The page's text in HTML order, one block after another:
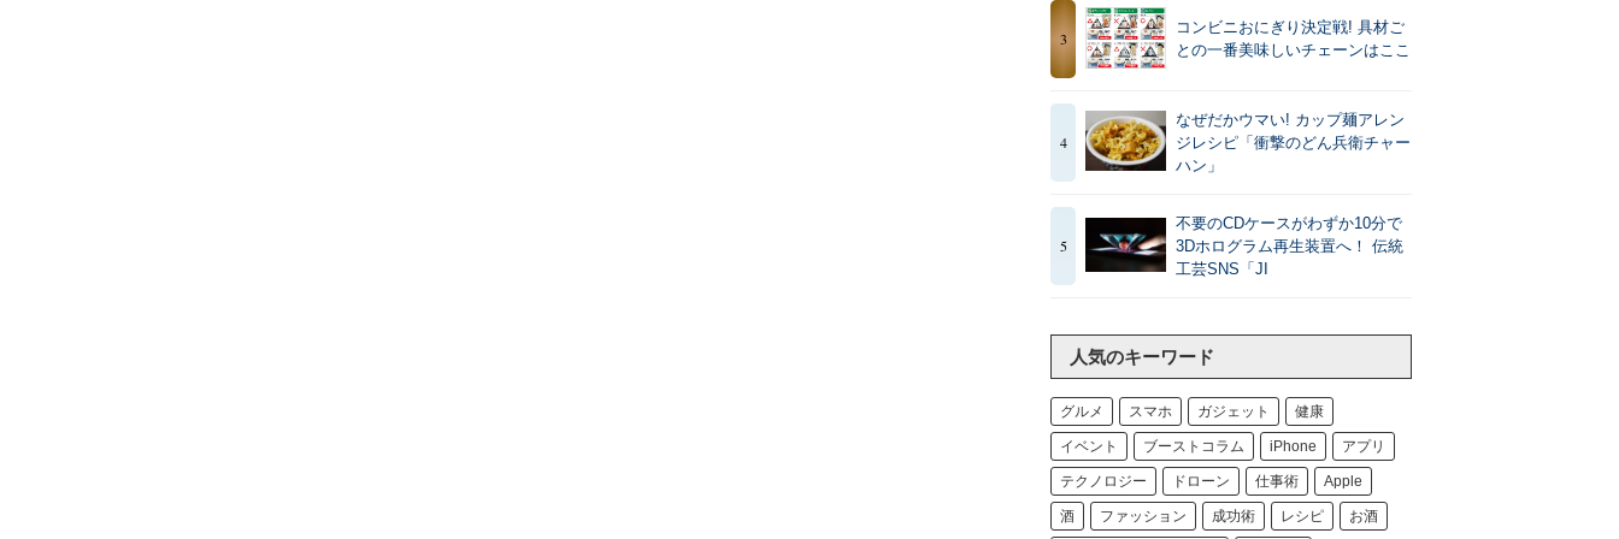
3
コンビニおにぎり決定戦! 具材ご
との一番美味しいチェーンはここ
4
なぜだかウマい! カップ麺アレン
ジレシピ「衝撃のどん兵衛チャー
ハン」
5
不要のCDケースがわずか10分で
3Dホログラム再生装置へ！ 伝統
工芸SNS「JI
人気のキーワード
グルメ スマホ ガジェット 健康
イベント ブーストコラム iPhone アプリ
テクノロジー ドローン 仕事術 Apple
酒 ファッション 成功術 レシピ お酒